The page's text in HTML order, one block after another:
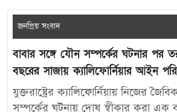
জনপ্রিয় সংবাদ
বাবার সঙ্গে যৌন সম্পর্কের ঘটনার পর
বছরের সাজায় ক্যালিফোর্নিয়ার আইন
যুক্তরাষ্ট্রের ক্যালিফোর্নিয়ায় নিজের
সম্পর্কের ঘটনায় দোষ স্বীকার করা এক